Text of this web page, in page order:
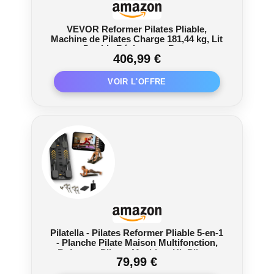
VEVOR Reformer Pilates Pliable,
Machine de Pilates Charge 181,44 kg, Lit
avec Double Résistance, Ressort et
Cordon, Ensemble de Réformateur pour
Utilisateurs Avancés et Débutants, Gym
Domicile Studio
406,99 €
Pilatella - Pilates Reformer Pliable 5-en-1
- Planche Pilate Maison Multifonction,
Reformer Pilates Machine, Kit Pilates
Pliable, Pilates Board avec Programme
79,99 €